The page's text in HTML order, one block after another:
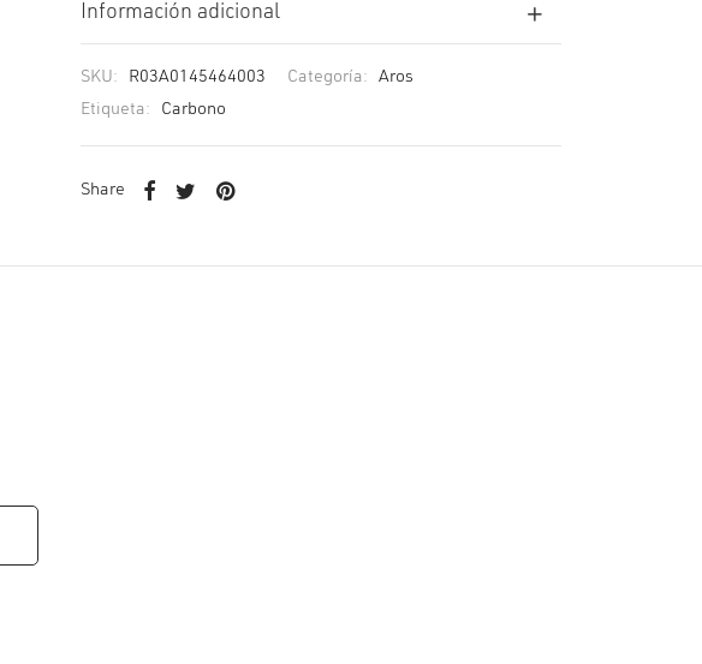
Información adicional
SKU: R03A0145464003 Categoría:
Aros
Etiqueta:
Carbono
Share